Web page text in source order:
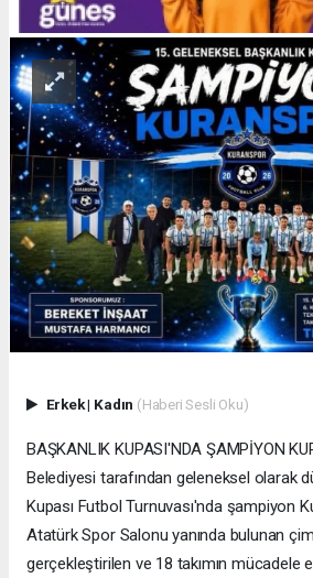
Erkek| Kadın (Haberi Sesli Oku)
BAŞKANLIK KUPASI'NDA ŞAMPİYON
Belediyesi tarafından geleneksel olarak
Kupası Futbol Turnuvası'nda şampiyon
Atatürk Spor Salonu yanında bulunan
gerçekleştirilen ve 18 takımın mücadele